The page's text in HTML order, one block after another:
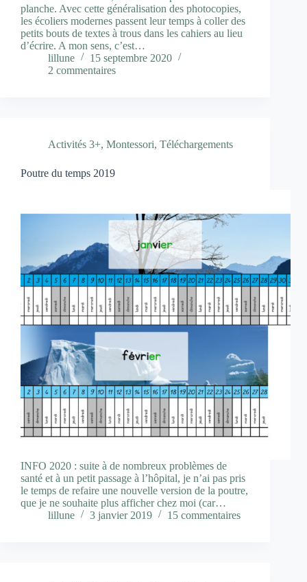
planche. Avec cette généralisation des photocopies,
les écoliers modernes passent leur temps à coller des
petits bouts de textes à trous dans les cahiers au lieu
d’écrire. A mon sens, c’est…
lillune
15 septembre 2020
2 commentaires
Activités 3+, Montessori, Téléchargements
Poutre du temps 2019
INFO 2020 : suite à de nombreux problèmes de
santé et à un petit passage à l’hôpital, je n’ai pas pris
le temps de refaire une nouvelle version de la poutre,
que je ne souhaite plus afficher chez moi (car…
lillune
3 janvier 2019 15 commentaires